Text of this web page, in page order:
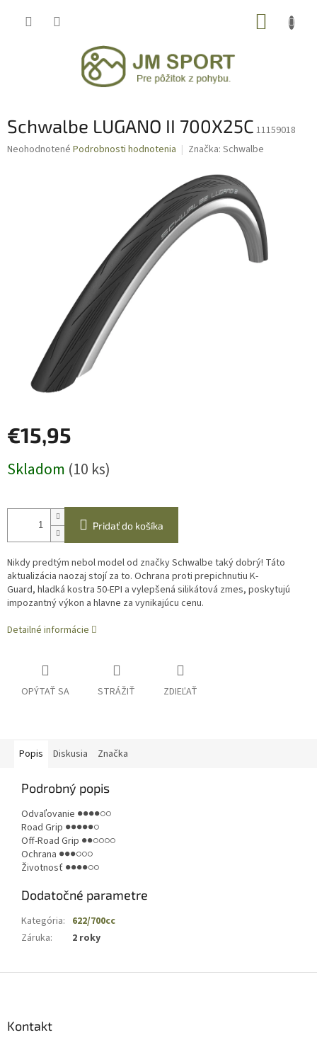
Schwalbe LUGANO II 700X25C 11159018
Priemerné
Neohodnotené Podrobnosti hodnotenia Značka: Schwalbe
€15,95
cena:
Skladom (10 ks)
Pridať do košíka
Nikdy predtým nebol model od značky Schwalbe taký dobrý! Táto
aktualizácia naozaj stojí za to. Ochrana proti prepichnutiu K-
Guard, hladká kostra 50-EPI a vylepšená silikátová zmes, poskytujú
impozantnývýkon a hlavne za vynikajúcu cenu.
Detailné informácie
OPÝTAŤ SA STRÁŽIŤ ZDIEĽAŤ
Popis Diskusia Značka
Podrobný popis
Odvaľovanie ●●●●○○
Road Grip ●●●●●○
Off-Road Grip ●●○○○○
Ochrana ●●●○○○
Životnosť ●●●●○○
Dodatočné parametre
Kategória: 622/700cc
Záruka: 2 roky
Kontakt